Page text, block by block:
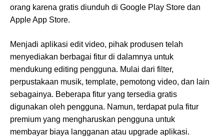
orang karena gratis diunduh di Google Play Store dan
Apple App Store.
Menjadi aplikasi edit video, pihak produsen telah
menyediakan berbagai fitur di dalamnya untuk
mendukung editing pengguna. Mulai dari filter,
perpustakaan musik, template, pemotong video, dan lain
sebagainya. Beberapa fitur yang tersedia gratis
digunakan oleh pengguna. Namun, terdapat pula fitur
premium yang mengharuskan pengguna untuk
membayar biaya langganan atau upgrade aplikasi.